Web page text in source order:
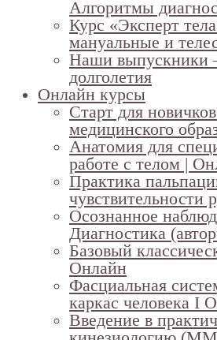
Алгоритмы
Курс «Эксперт
мануальные и
Наши выпускники
долголетия
Онлайн курсы
Старт для
медицинского
Анатомия для
работе с телом |
Практика
чувствительности
Осознанное
Диагностика
Базовый
Онлайн
Фасциальная
каркас человека I
Введение в